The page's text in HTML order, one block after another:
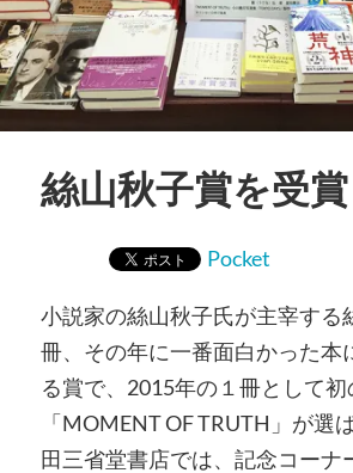
絲山秋子賞を受賞
Pocket
小説家の絲山秋子氏が主宰する
冊、その年に一番面白かった本
る賞で、2015年の１冊として
「MOMENT OF TRUTH」が選
田三省堂書店では、記念コーナ